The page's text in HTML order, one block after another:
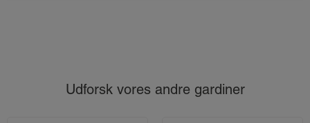
Udforsk vores andre gardiner